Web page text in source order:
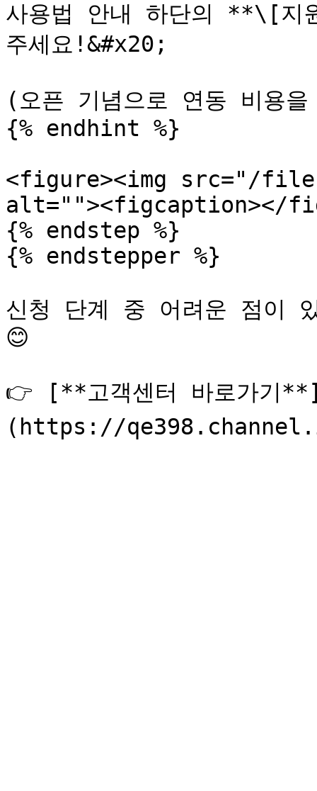
사용법 안내 하단의 **\[지
주세요!&#x20;
(오픈 기념으로 연동 비용
{% endhint %}
<figure><img src="/
alt=""><figcaption></
{% endstep %}
{% endstepper %}
신청 단계 중 어려운 점이
😊
👉 [**고객센터 바로가기